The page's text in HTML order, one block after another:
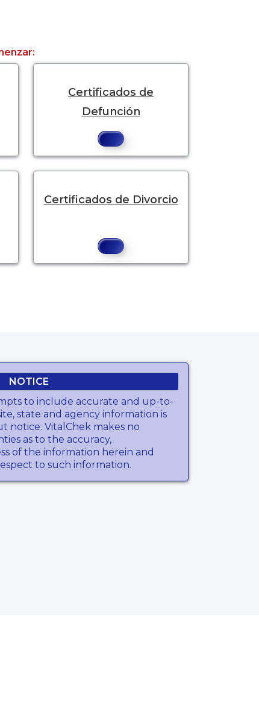
Certificados de
Defunción
Certificados de Divorcio
NOTICE
to include accurate and up-to-
state and agency information is
notice. VitalChek makes no
as to the accuracy,
of the information herein and
to such information.